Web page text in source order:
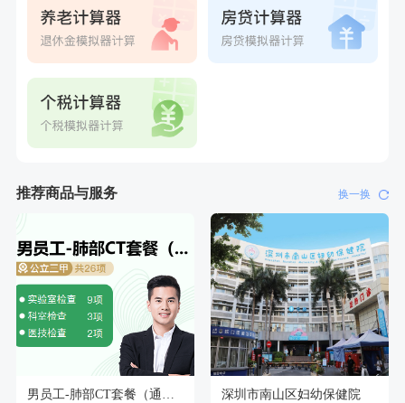
推荐商品与服务 换一换
深圳市南山区妇幼保健院